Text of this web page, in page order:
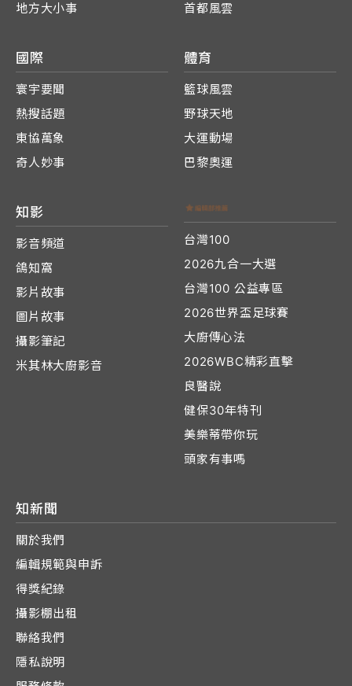
地方大小事
首都風雲
國際
寰宇要聞
熱搜話題
東協萬象
奇人妙事
體育
籃球風雲
野球天地
大運動場
巴黎奧運
知影
影音頻道
鴿知窩
影片故事
圖片故事
攝影筆記
米其林大廚影音
台灣100
2026九合一大選
台灣100 公益專區
2026世界盃足球賽
大廚傳心法
2026WBC精彩直擊
良醫說
健保30年特刊
美樂蒂帶你玩
頭家有事嗎
知新聞
關於我們
編輯規範與申訴
得獎紀錄
攝影棚出租
聯絡我們
隱私說明